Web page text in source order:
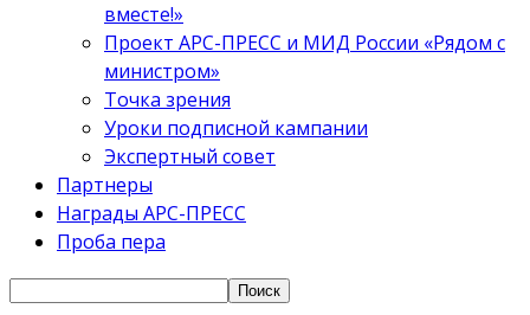
вместе!»
Проект АРС-ПРЕСС и МИД России «Рядом с
министром»
Точка зрения
Уроки подписной кампании
Экспертный совет
Партнеры
Награды АРС-ПРЕСС
Проба пера